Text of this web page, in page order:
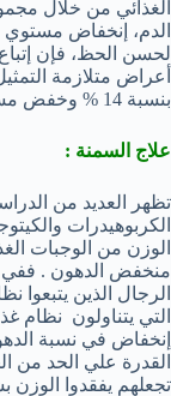
الغذائي من خلال
الدم، إنخفاض مستوي
لحسن الحظ، فإن
أعراض متلازمة
بنسبة 14 % وخفض مستوي الدهون الثلاثية بنسبة 50 % .
علاج السمنة :
تظهر العديد من
الكربوهيدرات
الوزن من الوجبات
الرجال الذين يتبعوا
التي يتناولون نظام
إنخفاض في نسبة
القدرة علي الحد من
تجعلهم يفقدوا الوزن